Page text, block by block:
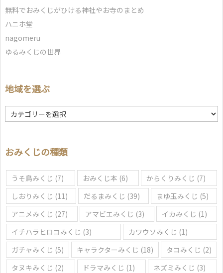
無料でおみくじがひける神社やお寺のまとめ
ハニホ堂
nagomeru
ゆるみくじの世界
地域を選ぶ
地
域
ぶ
おみくじの種類
うそ鳥みくじ (7) おみくじ本 (6) からくりみくじ (7)
しおりみくじ (11) だるまみくじ (39) まゆ玉みくじ (5)
アニメみくじ (27) アマビエみくじ (3) イカみくじ (1)
イチハラヒロコみくじ (3) カワウソみくじ (1)
ガチャみくじ (5) キャラクターみくじ (18) タコみくじ (2)
タヌキみくじ (2) ドラマみくじ (1) ネズミみくじ (3)